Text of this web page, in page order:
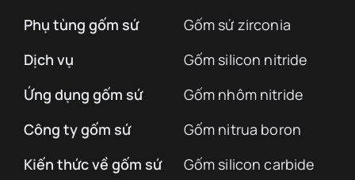
Phụ tùng gốm sứ
Dịch vụ
Ứng dụng gốm sứ
Công ty gốm sứ
Kiến thức về gốm sứ
Gốm sứ zirconia
Gốm silicon nitride
Gốm nhôm nitride
Gốm nitrua boron
Gốm silicon carbide